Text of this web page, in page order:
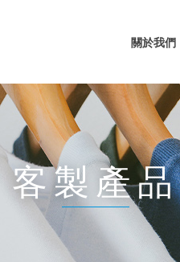
關於我們
客製產品